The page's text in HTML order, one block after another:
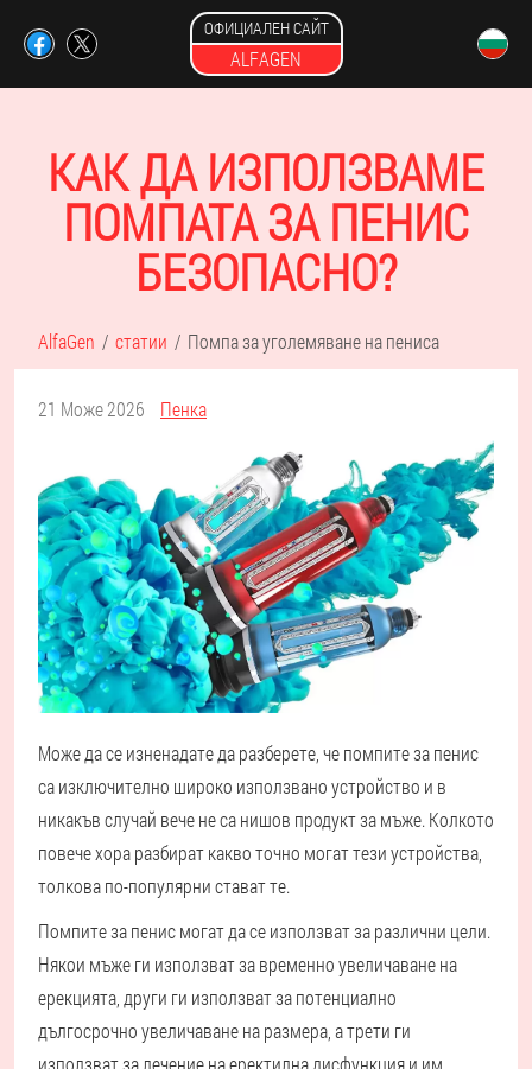
ОФИЦИАЛЕН САЙТ
ALFAGEN
КАК ДА ИЗПОЛЗВАМЕ
ПОМПАТА ЗА ПЕНИС
БЕЗОПАСНО?
AlfaGen статии Помпа за уголемяване на пениса
21 Може 2026 Пенка
Може да се изненадате да разберете, че помпите за пенис
са изключително широко използвано устройство и в
никакъв случай вече не са нишов продукт за мъже. Колкото
повече хора разбират какво точно могат тези устройства,
толкова по-популярни стават те.
Помпите за пенис могат да се използват за различни цели.
Някои мъже ги използват за временно увеличаване на
ерекцията, други ги използват за потенциално
дългосрочно увеличаване на размера, а трети ги
използват за лечение на еректилна дисфункция и им